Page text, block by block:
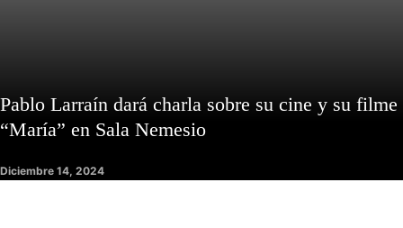
Pablo Larraín dará charla sobre su cine y su filme
“María” en Sala Nemesio
Diciembre 14, 2024